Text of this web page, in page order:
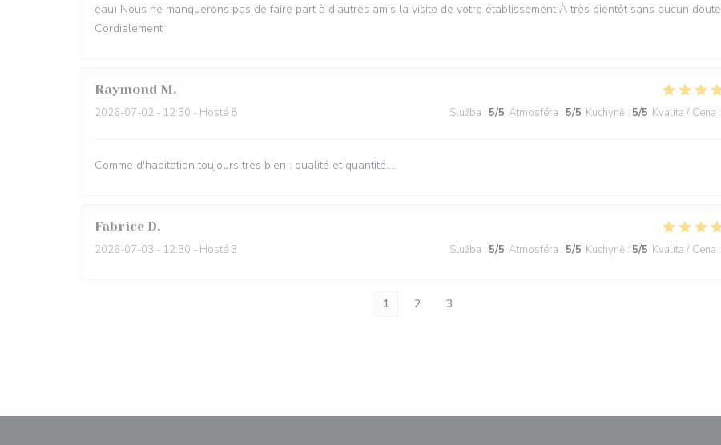
eau) Nous ne manquerons pas de faire part à d’autres amis la visite de votre établissement À très bientôt sans aucun doute
Cordialement
Raymond M
2026-07-02 - 12:30 - Hosté 8 Služba : 5/5 Atmosféra : 5/5 Kuchyně : 5/5 Kvalita / Cena :
Comme d'habitation toujours très bien : qualité et quantité....
Fabrice D
2026-07-03 - 12:30 - Hosté 3 Služba : 5/5 Atmosféra : 5/5 Kuchyně : 5/5 Kvalita / Cena :
1 2 3